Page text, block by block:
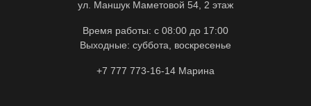
ул. Маншук Маметовой 54, 2 этаж
Время работы: с 08:00 до 17:00
Выходные: суббота, воскресенье
+7 777 773-16-14 Марина